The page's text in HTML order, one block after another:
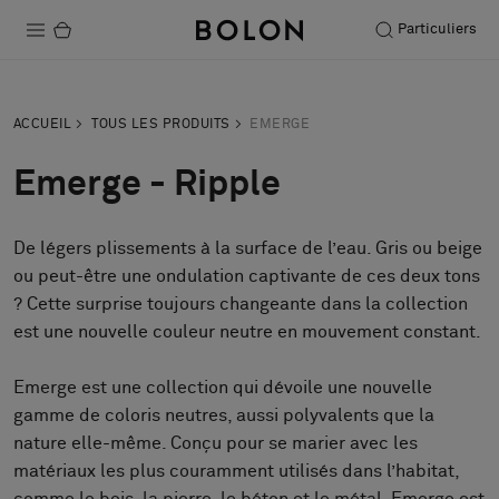
Particuliers
Durabilité
Installation
Entretien
Nos collaborations
FAQ
ACCUEIL TOUS LES PRODUITS EMERGE
Emerge - Ripple
De légers plissements à la surface de l’eau. Gris ou beige
ou peut-être une ondulation captivante de ces deux tons
? Cette surprise toujours changeante dans la collection
est une nouvelle couleur neutre en mouvement constant.
Emerge est une collection qui dévoile une nouvelle
gamme de coloris neutres, aussi polyvalents que la
nature elle-même. Conçu pour se marier avec les
matériaux les plus couramment utilisés dans l’habitat,